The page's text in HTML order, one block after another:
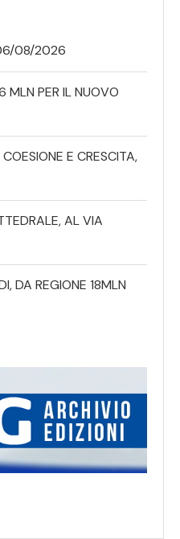
08/2026
MLN PER IL NUOVO
E CRESCITA,
AL VIA
DA REGIONE 18MLN